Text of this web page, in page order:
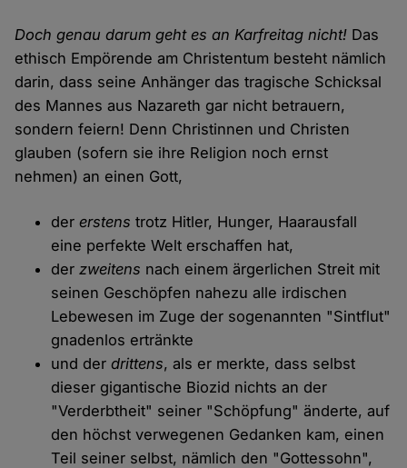
Doch genau darum geht es an Karfreitag nicht! Das
ethisch Empörende am Christentum besteht nämlich
darin, dass seine Anhänger das tragische Schicksal
des Mannes aus Nazareth gar nicht betrauern,
sondern feiern! Denn Christinnen und Christen
glauben (sofern sie ihre Religion noch ernst
nehmen) an einen Gott,
dererstens trotz Hitler, Hunger, Haarausfall
eine perfekte Welt erschaffen hat,
derzweitens nach einem ärgerlichen Streit mit
seinen Geschöpfen nahezu alle irdischen
Lebewesen im Zuge der sogenannten "Sintflut"
gnadenlos ertränkte
und derdrittens, als er merkte, dass selbst
dieser gigantische Biozid nichts an der
"Verderbtheit" seiner "Schöpfung" änderte, auf
den höchst verwegenen Gedanken kam, einen
Teil seiner selbst, nämlich den "Gottessohn",